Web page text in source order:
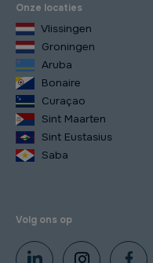
Onze locaties
Vlissingen
Groningen
Aruba
Bonaire
Curaçao
Sint Maarten
Sint Eustasius
Saba
Volg ons op